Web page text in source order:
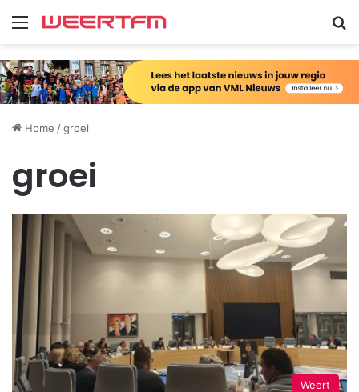
Menu
Home /groei
groei
Weert